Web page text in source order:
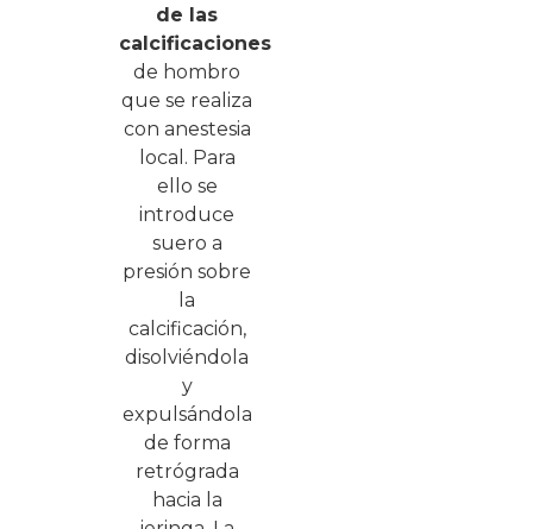
de las
calcificaciones
de hombro
que se realiza
con anestesia
local. Para
ello se
introduce
suero a
presión sobre
la
calcificación,
disolviéndola
y
expulsándola
de forma
retrógrada
hacia la